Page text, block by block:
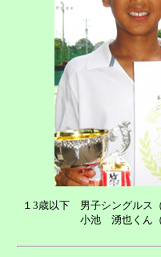
１3歳以下 男子シングルス
小池 湧也くん（